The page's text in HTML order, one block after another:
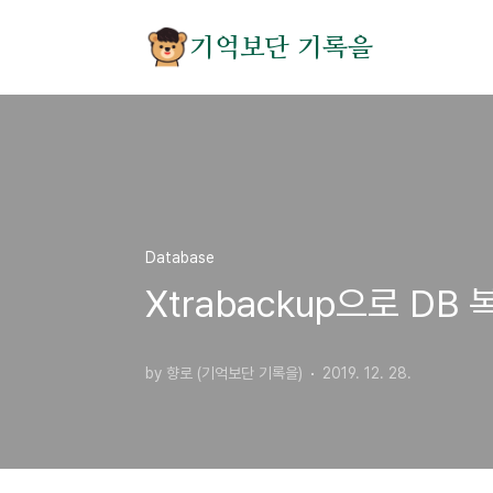
기억보단 기록을
Database
Xtrabackup으로 DB
by 향로 (기억보단 기록을) 2019. 12. 28.